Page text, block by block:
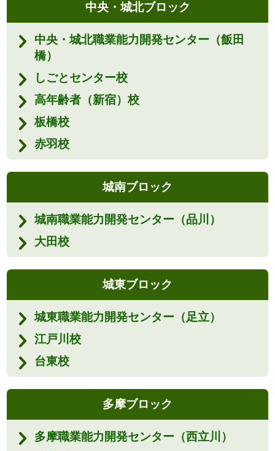
中央・城北ブロック
中央・城北職業能力開発センター（飯田
橋）
しごとセンター校
高年齢者（新宿）校
板橋校
赤羽校
城南ブロック
城南職業能力開発センター（品川）
大田校
城東ブロック
城東職業能力開発センター（足立）
江戸川校
台東校
多摩ブロック
多摩職業能力開発センター（西立川）